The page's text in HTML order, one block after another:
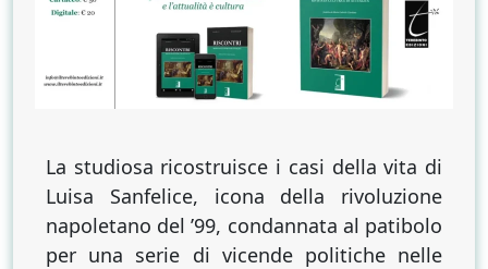
La studiosa ricostruisce i casi della vita di
Luisa Sanfelice, icona della rivoluzione
napoletano del ’99, condannata al patibolo
per una serie di vicende politiche nelle